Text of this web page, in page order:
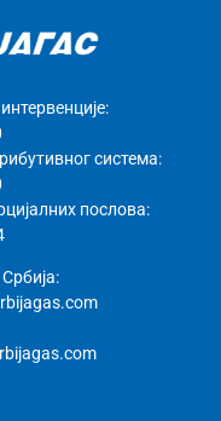
система:
послова: